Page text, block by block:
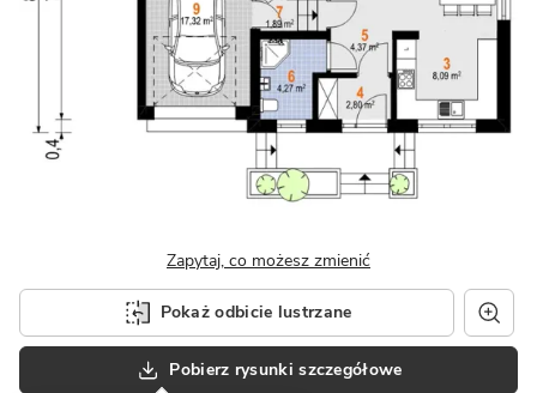
Zapytaj, co możesz zmienić
Pokaż odbicie lustrzane
Pobierz rysunki szczegółowe